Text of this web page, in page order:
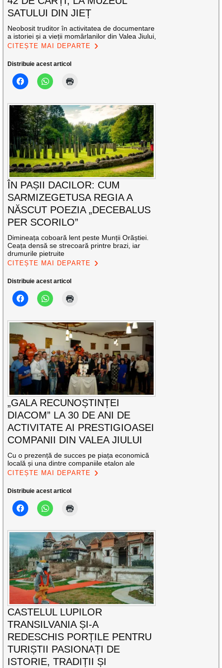
SATULUI DIN JIEȚ
Neobosit truditor în activitatea de documentare
a istoriei și a vieții momârlanilor din Valea Jiului,
CITEȘTE MAI DEPARTE
Distribuie acest articol
ÎN PAȘII DACILOR: CUM
SARMIZEGETUSA REGIA A
NĂSCUT POEZIA „DECEBALUS
PER SCORILO”
Dimineața coboară lent peste Munții Orăștiei.
Ceața densă se strecoară printre brazi, iar
drumurile pietruite
CITEȘTE MAI DEPARTE
Distribuie acest articol
„GALA RECUNOȘTINȚEI
DIACOM” LA 30 DE ANI DE
ACTIVITATE AI PRESTIGIOASEI
COMPANII DIN VALEA JIULUI
Cu o prezență de succes pe piața economică
locală și una dintre companiile etalon ale
CITEȘTE MAI DEPARTE
Distribuie acest articol
CASTELUL LUPILOR
TRANSILVANIA ȘI-A
REDESCHIS PORȚILE PENTRU
TURIȘTII PASIONAȚI DE
ISTORIE, TRADIȚII ȘI